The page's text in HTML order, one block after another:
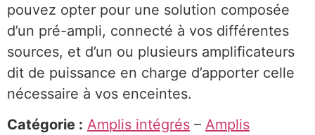
pouvez opter pour une solution composée
d’un pré-ampli, connecté à vos différentes
sources, et d’un ou plusieurs amplificateurs
dit de puissance en charge d’apporter celle
nécessaire à vos enceintes.
Catégorie : Amplis intégrés – Amplis